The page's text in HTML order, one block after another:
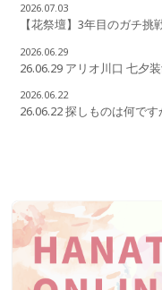
2026.07.03
【花祭壇】3年目のガチ挑
2026.06.29
26.06.29 アリオ川口 七夕
2026.06.22
26.06.22 探しものは何です